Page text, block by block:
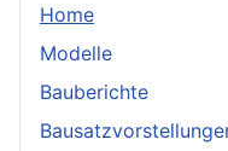
Home
Modelle
Bauberichte